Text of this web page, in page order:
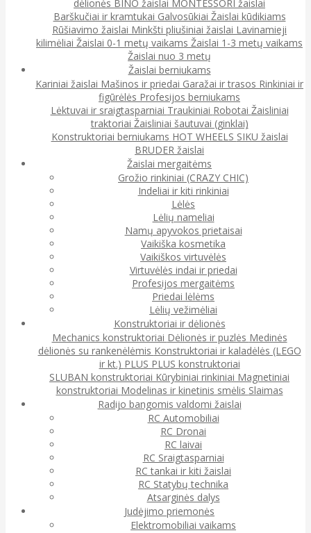
dėlionės BINO žaislai MONTESSORI žaislai
Barškučiai ir kramtukai Galvosūkiai Žaislai kūdikiams
Rūšiavimo žaislai Minkšti pliušiniai žaislai Lavinamieji
kilimėliai Žaislai 0-1 metų vaikams Žaislai 1-3 metų vaikams
Žaislai nuo 3 metų
Žaislai berniukams
Kariniai žaislai Mašinos ir priedai Garažai ir trasos Rinkiniai ir
figūrėlės Profesijos berniukams
Lėktuvai ir sraigtasparniai Traukiniai Robotai Žaisliniai
traktoriai Žaisliniai šautuvai (ginklai)
Konstruktoriai berniukams HOT WHEELS SIKU žaislai
BRUDER žaislai
Žaislai mergaitėms
Grožio rinkiniai (CRAZY CHIC)
Indeliai ir kiti rinkiniai
Lėlės
Lėlių nameliai
Namų apyvokos prietaisai
Vaikiška kosmetika
Vaikiškos virtuvėlės
Virtuvėlės indai ir priedai
Profesijos mergaitėms
Priedai lėlėms
Lėlių vežimėliai
Konstruktoriai ir dėlionės
Mechanics konstruktoriai Dėlionės ir puzlės Medinės
dėlionės su rankenėlėmis Konstruktoriai ir kaladėlės (LEGO
ir kt.) PLUS PLUS konstruktoriai
SLUBAN konstruktoriai Kūrybiniai rinkiniai Magnetiniai
konstruktoriai Modelinas ir kinetinis smėlis Slaimas
Radijo bangomis valdomi žaislai
RC Automobiliai
RC Dronai
RC laivai
RC Sraigtasparniai
RC tankai ir kiti žaislai
RC Statybų technika
Atsarginės dalys
Judėjimo priemonės
Elektromobiliai vaikams